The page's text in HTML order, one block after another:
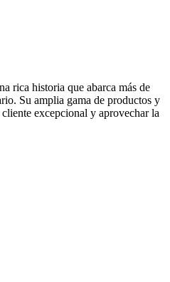
rica historia que abarca más de
Su amplia gama de productos y
excepcional y aprovechar la